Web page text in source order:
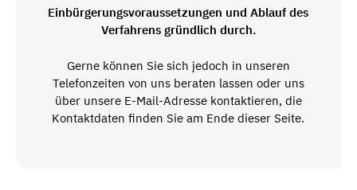
Einbürgerungsvoraussetzungen und Ablauf des
Verfahrens gründlich durch.
Gerne können Sie sich jedoch in unseren
Telefonzeiten von uns beraten lassen oder uns
über unsere E-Mail-Adresse kontaktieren, die
Kontaktdaten finden Sie am Ende dieser Seite.